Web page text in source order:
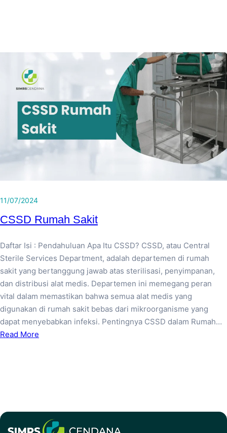
11/07/2024
CSSD Rumah Sakit
Daftar Isi : Pendahuluan Apa Itu CSSD? CSSD, atau Central
Sterile Services Department, adalah departemen di rumah
sakit yang bertanggung jawab atas sterilisasi, penyimpanan,
dan distribusi alat medis. Departemen ini memegang peran
vital dalam memastikan bahwa semua alat medis yang
digunakan di rumah sakit bebas dari mikroorganisme yang
dapat menyebabkan infeksi. Pentingnya CSSD dalam Rumah…
Read More